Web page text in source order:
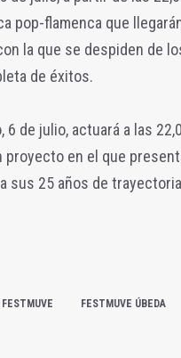
pop-flamenca que
la que se despiden de
de éxitos.
6 de julio, actuará a las
proyecto en el que
sus 25 años de
FESTMUVE FESTMUVE ÚBEDA